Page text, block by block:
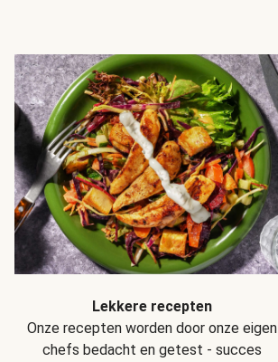
Lekkere recepten
Onze recepten worden door onze eigen
chefs bedacht en getest - succes